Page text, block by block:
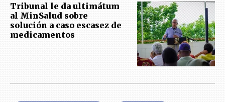
Tribunal le da ultimátum
al MinSalud sobre
solución a caso escasez de
medicamentos